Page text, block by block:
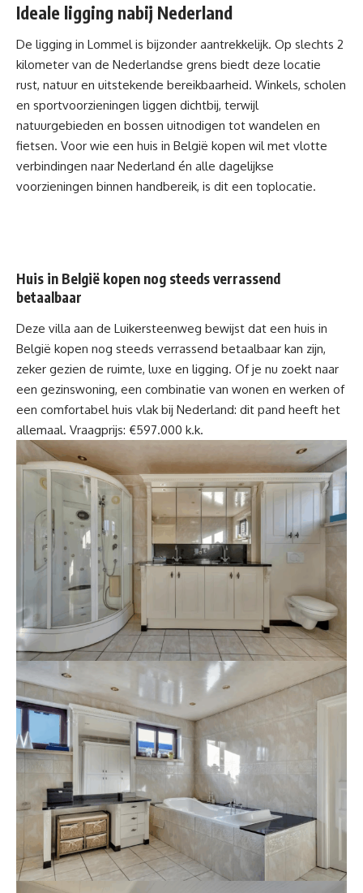
Ideale ligging nabij Nederland
De ligging in Lommel is bijzonder aantrekkelijk. Op slechts 2
kilometer van de Nederlandse grens biedt deze locatie
rust, natuur en uitstekende bereikbaarheid. Winkels, scholen
en sportvoorzieningen liggen dichtbij, terwijl
natuurgebieden en bossen uitnodigen tot wandelen en
fietsen. Voor wie een huis in België kopen wil met vlotte
verbindingen naar Nederland én alle dagelijkse
voorzieningen binnen handbereik, is dit een toplocatie.
Huis in België kopen nog steeds verrassend
betaalbaar
Deze villa aan de Luikersteenweg bewijst dat een huis in
België kopen nog steeds verrassend betaalbaar kan zijn,
zeker gezien de ruimte, luxe en ligging. Of je nu zoekt naar
een gezinswoning, een combinatie van wonen en werken of
een comfortabel huis vlak bij Nederland: dit pand heeft het
allemaal. Vraagprijs: €597.000 k.k.